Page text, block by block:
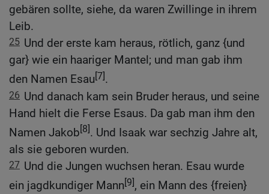
gebären sollte, siehe, da waren Zwillinge in ihrem
Leib.
25 Und der erste kam heraus, rötlich, ganz {und
gar} wie ein haariger Mantel; und man gab ihm
den Namen Esau[7].
26 Und danach kam sein Bruder heraus, und seine
Hand hielt die Ferse Esaus. Da gab man ihm den
Namen Jakob[8]. Und Isaak war sechzig Jahre alt,
als sie geboren wurden.
27 Und die Jungen wuchsen heran. Esau wurde
ein jagdkundiger Mann[9], ein Mann des {freien}